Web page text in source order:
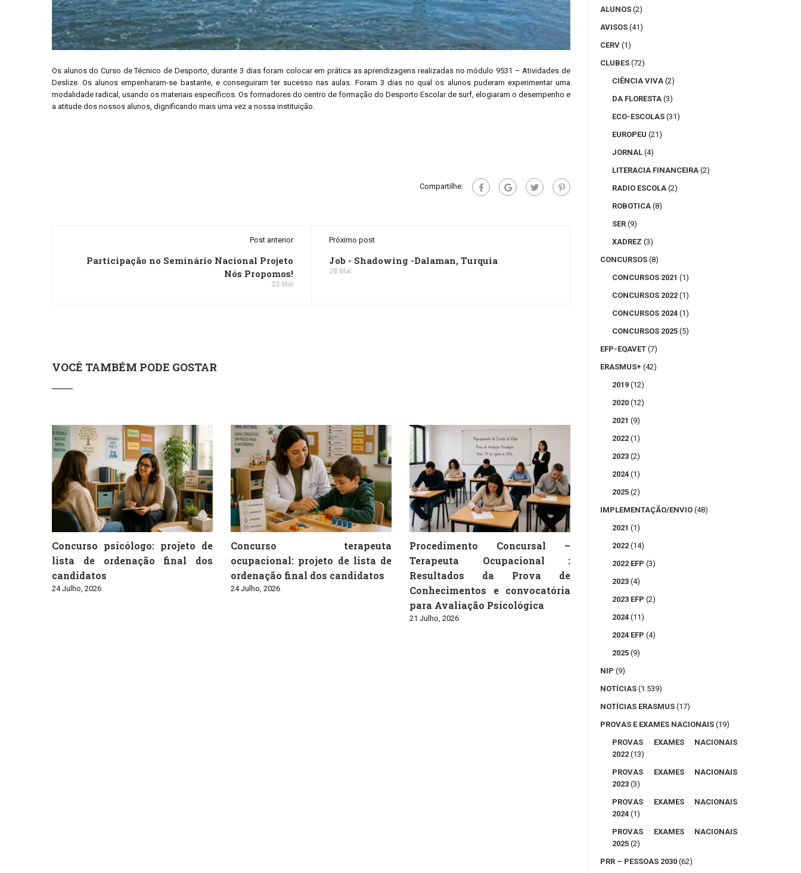
Os alunos do Curso de Técnico de Desporto, durante 3 dias foram colocar em prática as aprendizagens realizadas no módulo 9531 – Atividades de
Deslize. Os alunos empenharam-se bastante, e conseguiram ter sucesso nas aulas. Foram 3 dias no qual os alunos puderam experimentar uma
modalidade radical, usando os materiais específicos. Os formadores do centro de formação do Desporto Escolar de surf, elogiaram o desempenho e
a atitude dos nossos alunos, dignificando mais uma vez a nossa instituição.
Compartilhe:
Post anterior
Participação no Seminário Nacional Projeto
Nós Propomos!
23 Mai
Próximo post
Job - Shadowing -Dalaman, Turquia
28 Mai
VOCÊ TAMBÉM PODE GOSTAR
Concurso psicólogo: projeto de
lista de ordenação final dos
candidatos
24 Julho, 2026
Concurso terapeuta
ocupacional: projeto de lista de
ordenação final dos candidatos
24 Julho, 2026
Procedimento Concursal –
Terapeuta Ocupacional :
Resultados da Prova de
Conhecimentos e convocatória
para Avaliação Psicológica
21 Julho, 2026
ALUNOS (2)
AVISOS (41)
CERV (1)
CLUBES (72)
CIÊNCIA VIVA (2)
DA FLORESTA (3)
ECO-ESCOLAS (31)
EUROPEU (21)
JORNAL (4)
LITERACIA FINANCEIRA (2)
RADIO ESCOLA (2)
ROBOTICA (8)
SER (9)
XADREZ (3)
CONCURSOS (8)
CONCURSOS 2021 (1)
CONCURSOS 2022 (1)
CONCURSOS 2024 (1)
CONCURSOS 2025 (5)
EFP-EQAVET (7)
ERASMUS+ (42)
2019 (12)
2020 (12)
2021 (9)
2022 (1)
2023 (2)
2024 (1)
2025 (2)
IMPLEMENTAÇÃO/ENVIO (48)
2021 (1)
2022 (14)
2022 EFP (3)
2023 (4)
2023 EFP (2)
2024 (11)
2024 EFP (4)
2025 (9)
NIP (9)
NOTÍCIAS (1.539)
NOTÍCIAS ERASMUS (17)
PROVAS E EXAMES NACIONAIS (19)
PROVAS EXAMES NACIONAIS
2022 (13)
PROVAS EXAMES NACIONAIS
2023 (3)
PROVAS EXAMES NACIONAIS
2024 (1)
PROVAS EXAMES NACIONAIS
2025 (2)
PRR – PESSOAS 2030 (62)